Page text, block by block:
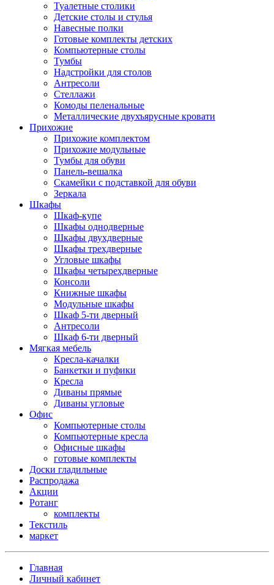
Туалетные столики
Детские столы и стулья
Навесные полки
Готовые комплекты детских
Компьютерные столы
Тумбы
Надстройки для столов
Антресоли
Стеллажи
Комоды пеленальные
Металлические двухъярусные кровати
Прихожие
Прихожие комплектом
Прихожие модульные
Тумбы для обуви
Панель-вешалка
Скамейки с подставкой для обуви
Зеркала
Шкафы
Шкаф-купе
Шкафы однодверные
Шкафы двухдверные
Шкафы трехдверные
Угловые шкафы
Шкафы четырехдверные
Консоли
Книжные шкафы
Модульные шкафы
Шкаф 5-ти дверный
Антресоли
Шкаф 6-ти дверный
Мягкая мебель
Кресла-качалки
Банкетки и пуфики
Кресла
Диваны прямые
Диваны угловые
Офис
Компьютерные столы
Компьютерные кресла
Офисные шкафы
готовые комплекты
Доски гладильные
Распродажа
Акции
Ротанг
комплекты
Текстиль
маркет
Главная
Личный кабинет